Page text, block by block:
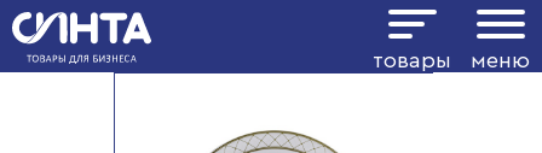
товары меню